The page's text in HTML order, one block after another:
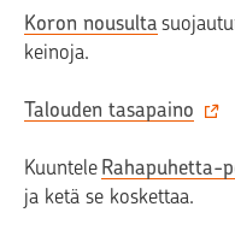
Koron nousulta
keinoja.
Talouden tasapaino
Kuuntele Rahapuhetta-
ja ketä se koskettaa.